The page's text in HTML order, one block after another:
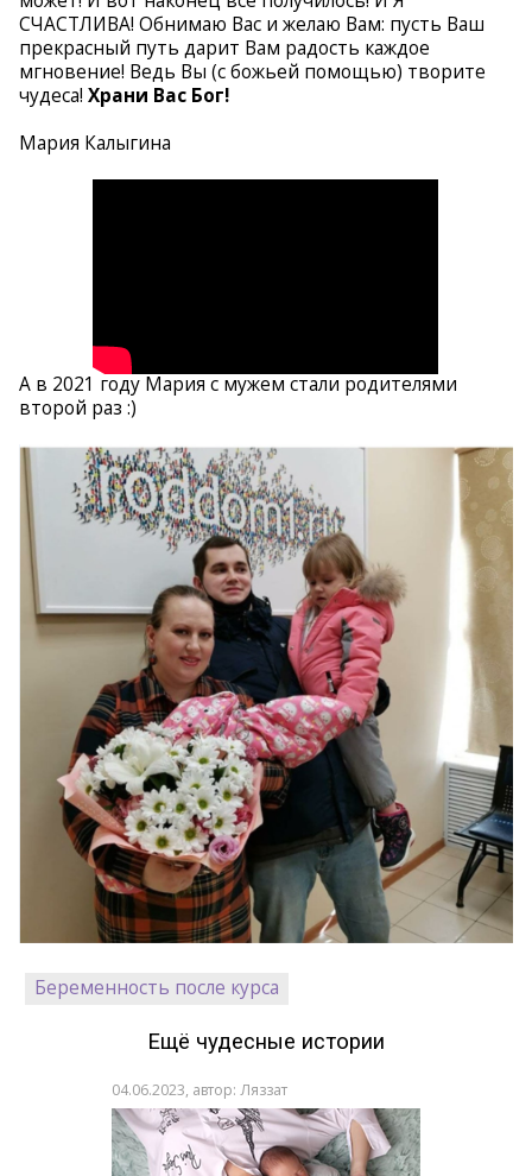
СЧАСТЛИВА! Обнимаю Вас и желаю Вам: пусть Ваш
прекрасный путь дарит Вам радость каждое
мгновение! Ведь Вы (с божьей помощью) творите
чудеса! Храни Вас Бог!
Мария Калыгина
А в 2021 году Мария с мужем стали родителями
второй раз :)
Беременность после курса
Ещё чудесные истории
04.06.2023, автор: Ляззат